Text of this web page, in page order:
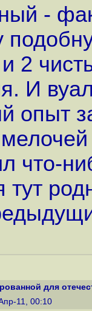
-
2
И
опыт
что-
для
11, 00:10